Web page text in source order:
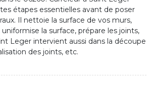
étapes essentielles avant de poser
Il nettoie la surface de vos murs,
uniformise la surface, prépare les joints,
Leger intervient aussi dans la découpe
des joints, etc.